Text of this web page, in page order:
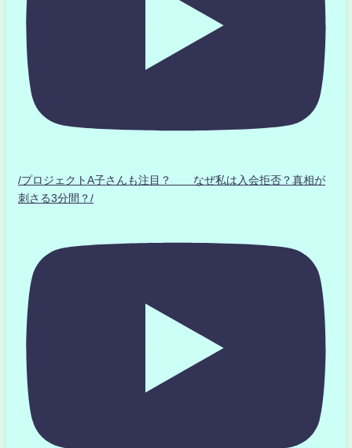
/プロジェクトA子さんも注目？ なぜ私は入会拒否？真相が
刺さる3分間？/